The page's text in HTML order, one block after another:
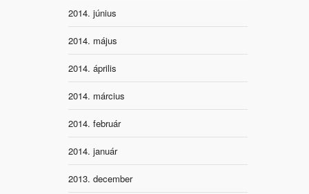
2014. június
2014. május
2014. április
2014. március
2014. február
2014. január
2013. december